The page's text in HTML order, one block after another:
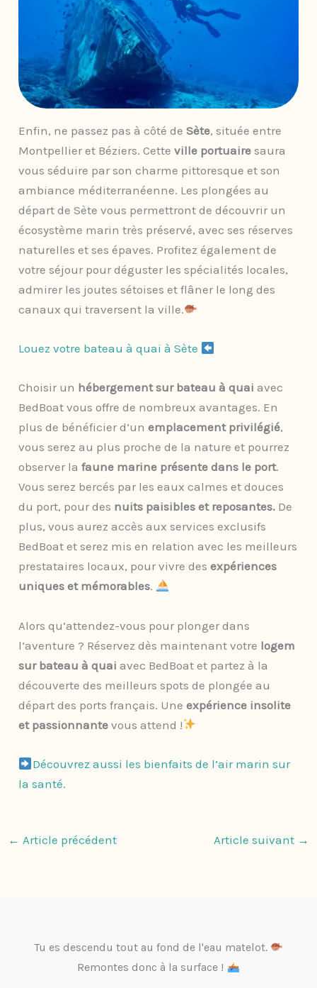
Enfin, ne passez pas à côté deSète, située entre
Montpellier et Béziers. Cetteville portuaire saura
vous séduire par son charme pittoresque et son
ambiance méditerranéenne. Les plongées au
départ de Sète vous permettront de découvrir un
écosystème marin très préservé, avec ses réserves
naturelles et ses épaves. Profitez également de
votre séjour pour déguster les spécialités locales,
admirer les joutes sétoises et flâner le long des
canaux qui traversent la ville.
Louez votre bateau à quai à Sète ​
Choisir un hébergement sur bateau à quai avec
BedBoat vous offre de nombreux avantages. En
plus de bénéficier d’unemplacement privilégié,
vous serez au plus proche de la nature et pourrez
observer lafaune marine présente dans le port.
Vous serez bercés par les eaux calmes et douces
du port, pour des nuits paisibles et reposantes. De
plus, vous aurez accès aux services exclusifs
BedBoat et serez mis en relation avec les meilleurs
prestataires locaux, pour vivre desexpériences
uniques et mémorables. ​
Alors qu’attendez-vous pour plonger dans
l’aventure ? Réservez dès maintenant votre logem
sur bateau à quai avec BedBoat et partez à la
découverte des meilleurs spots de plongée au
départ des ports français. Uneexpérience insolite
et passionnante vous attend !
​Découvrez aussi les bienfaits de l’air marin sur
la santé.
← Article précédent Article suivant →
Tu es descendu tout au fond de l'eau matelot.
Remontes donc à la surface !